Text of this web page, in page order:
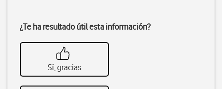
¿Te ha resultado útil esta información?
Sí, gracias